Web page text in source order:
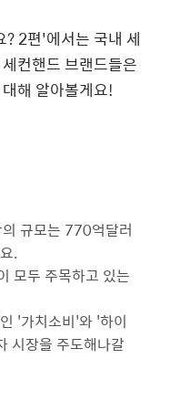
? 2편'에서는 국내 세
컨핸드 브랜드들은
해 알아볼게요!
규모는 770억달러
.
모두 주목하고 있는
'가치소비'와 '하이
시장을 주도해나갈